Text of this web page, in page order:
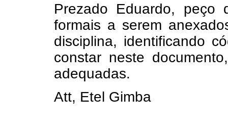
Prezado Eduardo, peço
formais a serem
disciplina, identificando
constar neste
adequadas.
Att, Etel Gimba